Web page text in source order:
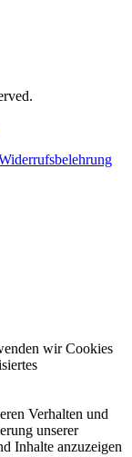
wir Cookies
Verhalten und
unserer
Inhalte anzuzeigen